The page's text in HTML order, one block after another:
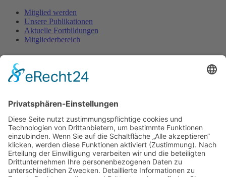
Mitglied werden
Unsere Publikationen
Aktuelle Fortbildungen
Mitgliederbereich
FFP e.V.
52428 Jülich
Fon. 02461-340 430
Diese E-Mail-Adresse ist vor Spambots geschützt! Zur Anzeige
muss JavaScript eingeschaltet sein.
www.ffp-ev.de